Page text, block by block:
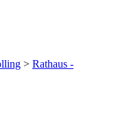
> Rathaus -